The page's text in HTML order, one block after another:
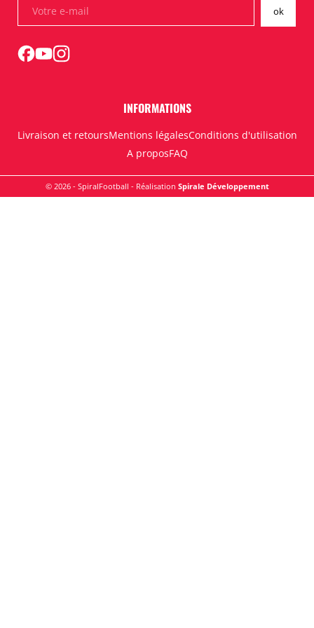
INFORMATIONS
Livraison et retoursMentions légalesConditions d'utilisation
A proposFAQ
© 2026 - SpiralFootball - Réalisation Spirale Développement